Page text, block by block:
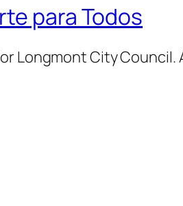
para Todos
Longmont City